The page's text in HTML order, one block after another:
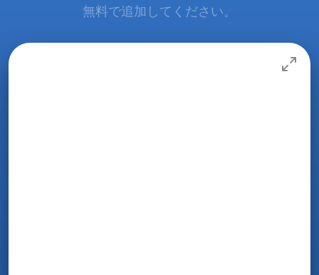
無料で追加してください。